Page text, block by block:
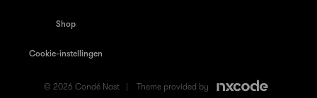
Shop
Cookie-instellingen
© 2026 Condé Nast | Theme provided by